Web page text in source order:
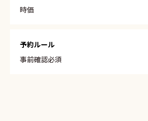
時価
予約ルール
事前確認必須